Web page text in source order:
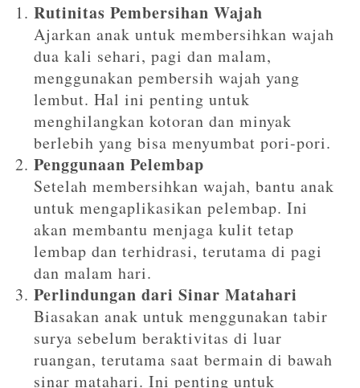
Rutinitas Pembersihan Wajah
Ajarkan anak untuk membersihkan wajah
dua kali sehari, pagi dan malam,
menggunakan pembersih wajah yang
lembut. Hal ini penting untuk
menghilangkan kotoran dan minyak
berlebih yang bisa menyumbat pori-pori.
Penggunaan Pelembap
Setelah membersihkan wajah, bantu anak
untuk mengaplikasikan pelembap. Ini
akan membantu menjaga kulit tetap
lembap dan terhidrasi, terutama di pagi
dan malam hari.
Perlindungan dari Sinar Matahari
Biasakan anak untuk menggunakan tabir
surya sebelum beraktivitas di luar
ruangan, terutama saat bermain di bawah
sinar matahari. Ini penting untuk